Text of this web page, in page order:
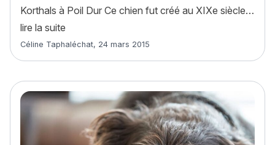
Korthals à Poil Dur Ce chien fut créé au XIXe siècle…
lire la suite
Article rédigé par
Céline Taphaléchat, 24 mars 2015